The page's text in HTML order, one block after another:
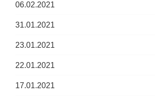
06.02.2021
31.01.2021
23.01.2021
22.01.2021
17.01.2021